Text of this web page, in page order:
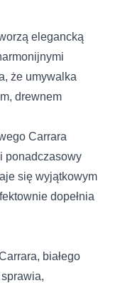
elegancką
że umywalka
drewnem
Carrara
ponadczasowy
się wyjątkowym
dopełnia
białego